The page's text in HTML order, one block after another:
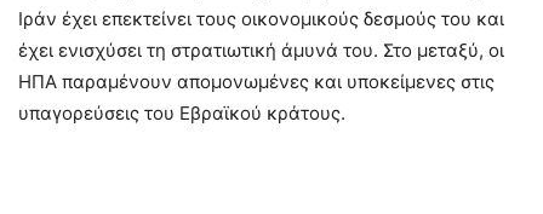
Ιράν έχει επεκτείνει τους οικονομικούς δεσμούς του και
έχει ενισχύσει τη στρατιωτική άμυνά του. Στο μεταξύ, οι
ΗΠΑ παραμένουν απομονωμένες και υποκείμενες στις
υπαγορεύσεις του Εβραϊκού κράτους.